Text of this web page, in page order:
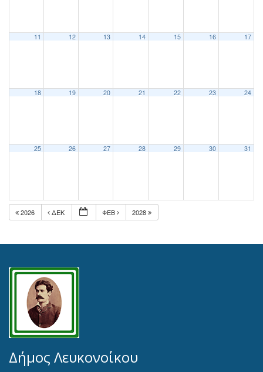
11 12 13 14 15 16 17
18 19 20 21 22 23 24
25 26 27 28 29 30 31
2026 ΔΕΚ ΦΕΒ 2028
Δήμος Λευκονοίκου